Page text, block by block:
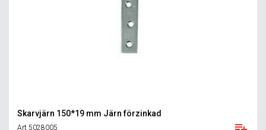
Skarvjärn 150*19 mm Järn förzinkad
Art 5028005